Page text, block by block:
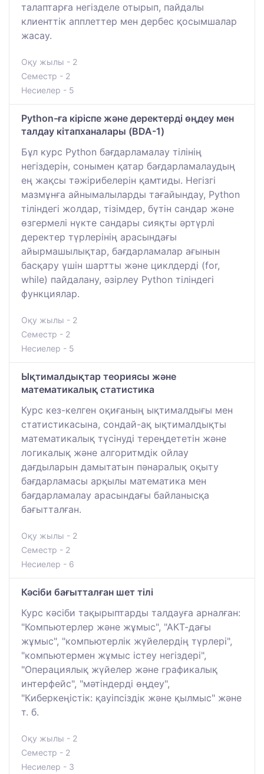
талаптарға негізделе отырып, пайдалы
клиенттік апплеттер мен дербес қосымшалар
жасау.
Оқу жылы - 2
Семестр - 2
Несиелер - 5
Python-ға кіріспе және деректерді өңдеу мен
талдау кітапханалары (BDA-1)
Бұл курс Python бағдарламалау тілінің
негіздерін, сонымен қатар бағдарламалаудың
ең жақсы тәжірибелерін қамтиды. Негізгі
мазмұнға айнымалыларды тағайындау, Python
тіліндегі жолдар, тізімдер, бүтін сандар және
өзгермелі нүкте сандары сияқты әртүрлі
деректер түрлерінің арасындағы
айырмашылықтар, бағдарламалар ағынын
басқару үшін шартты және циклдерді (for,
while) пайдалану, әзірлеу Python тіліндегі
функциялар.
Оқу жылы - 2
Семестр - 2
Несиелер - 5
Ықтималдықтар теориясы және
математикалық статистика
Курс кез-келген оқиғаның ықтималдығы мен
статистикасына, сондай-ақ ықтималдықты
математикалық түсінуді тереңдететін және
логикалық және алгоритмдік ойлау
дағдыларын дамытатын пәнаралық оқыту
бағдарламасы арқылы математика мен
бағдарламалау арасындағы байланысқа
бағытталған.
Оқу жылы - 2
Семестр - 2
Несиелер - 6
Кәсіби бағытталған шет тілі
Курс кәсіби тақырыптарды талдауға арналған:
"Компьютерлер және жұмыс", "АКТ-дағы
жұмыс", "компьютерлік жүйелердің түрлері",
"компьютермен жұмыс істеу негіздері",
"Операциялық жүйелер және графикалық
интерфейс", "мәтіндерді өңдеу",
"Киберкеңістік: қауіпсіздік және қылмыс" және
т. б.
Оқу жылы - 2
Семестр - 2
Несиелер - 3